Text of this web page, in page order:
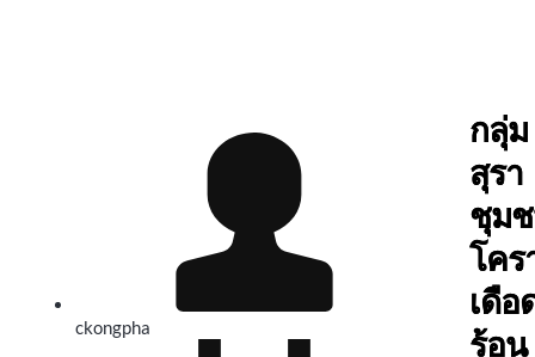
ckongpha
กลุ่ม
สุรา
ชุม
โคร
เดือ